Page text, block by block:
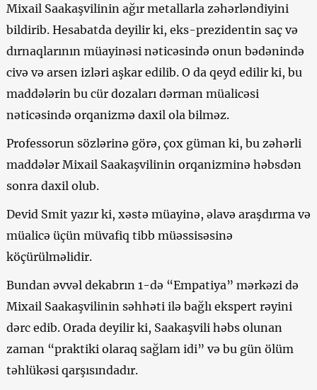
Mixail Saakaşvilinin ağır metallarla zəhərləndiyini
bildirib. Hesabatda deyilir ki, eks-prezidentin saç və
dırnaqlarının müayinəsi nəticəsində onun bədənində
civə və arsen izləri aşkar edilib. O da qeyd edilir ki, bu
maddələrin bu cür dozaları dərman müalicəsi
nəticəsində orqanizmə daxil ola bilməz.
Professorun sözlərinə görə, çox güman ki, bu zəhərli
maddələr Mixail Saakaşvilinin orqanizminə həbsdən
sonra daxil olub.
Devid Smit yazır ki, xəstə müayinə, əlavə araşdırma və
müalicə üçün müvafiq tibb müəssisəsinə
köçürülməlidir.
Bundan əvvəl dekabrın 1-də “Empatiya” mərkəzi də
Mixail Saakaşvilinin səhhəti ilə bağlı ekspert rəyini
dərc edib. Orada deyilir ki, Saakaşvili həbs olunan
zaman “praktiki olaraq sağlam idi” və bu gün ölüm
təhlükəsi qarşısındadır.